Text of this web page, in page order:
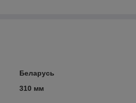
Беларусь
310 мм